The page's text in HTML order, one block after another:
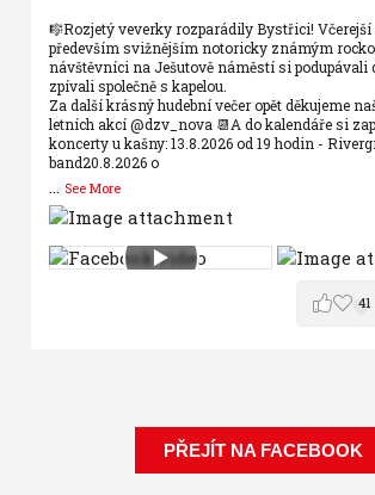
🎼Rozjetý veverky rozparádily Bystřici! Včerejší
především svižnějším notoricky známým rockovým skladbám a
návštěvníci na Ješutově náměstí si podupávali
zpívali společně s kapelou.
Za další krásný hudební večer opět děkujeme
letních akcí @dzv_nova 📆A do kalendáře si
koncerty u kašny:13.8.2026 od 19 hodin -
band20.8.2026 o
...See More
41
PŘEJÍT NA FACEBOOK